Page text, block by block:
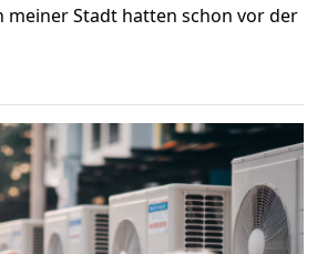
meiner Stadt hatten schon vor der